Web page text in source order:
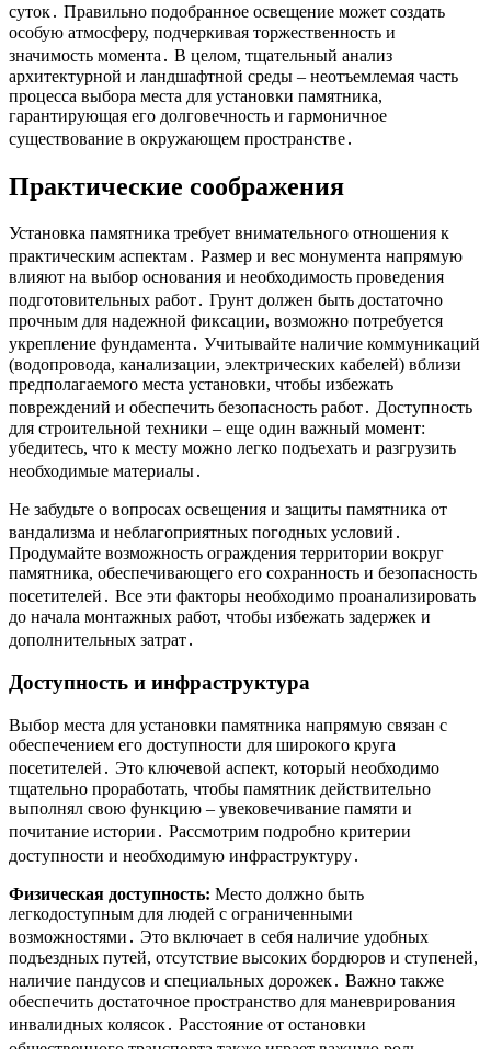
суток․ Правильно подобранное освещение может создать
особую атмосферу, подчеркивая торжественность и
значимость момента․ В целом, тщательный анализ
архитектурной и ландшафтной среды – неотъемлемая часть
процесса выбора места для установки памятника,
гарантирующая его долговечность и гармоничное
существование в окружающем пространстве․
Практические соображения
Установка памятника требует внимательного отношения к
практическим аспектам․ Размер и вес монумента напрямую
влияют на выбор основания и необходимость проведения
подготовительных работ․ Грунт должен быть достаточно
прочным для надежной фиксации, возможно потребуется
укрепление фундамента․ Учитывайте наличие коммуникаций
(водопровода, канализации, электрических кабелей) вблизи
предполагаемого места установки, чтобы избежать
повреждений и обеспечить безопасность работ․ Доступность
для строительной техники – еще один важный момент:
убедитесь, что к месту можно легко подъехать и разгрузить
необходимые материалы․
Не забудьте о вопросах освещения и защиты памятника от
вандализма и неблагоприятных погодных условий․
Продумайте возможность ограждения территории вокруг
памятника, обеспечивающего его сохранность и безопасность
посетителей․ Все эти факторы необходимо проанализировать
до начала монтажных работ, чтобы избежать задержек и
дополнительных затрат․
Доступность и инфраструктура
Выбор места для установки памятника напрямую связан с
обеспечением его доступности для широкого круга
посетителей․ Это ключевой аспект, который необходимо
тщательно проработать, чтобы памятник действительно
выполнял свою функцию – увековечивание памяти и
почитание истории․ Рассмотрим подробно критерии
доступности и необходимую инфраструктуру․
Физическая доступность: Место должно быть
легкодоступным для людей с ограниченными
возможностями․ Это включает в себя наличие удобных
подъездных путей, отсутствие высоких бордюров и ступеней,
наличие пандусов и специальных дорожек․ Важно также
обеспечить достаточное пространство для маневрирования
инвалидных колясок․ Расстояние от остановки